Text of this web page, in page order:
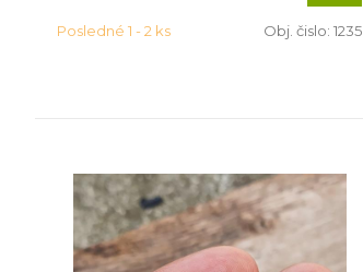
Posledné 1 - 2 ks Obj. čislo: 1235